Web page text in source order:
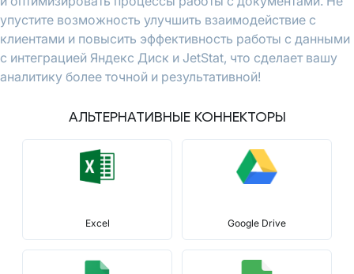
упустите возможность улучшить взаимодействие с
клиентами и повысить эффективность работы с данными
с интеграцией Яндекс Диск и JetStat, что сделает вашу
аналитику более точной и результативной!
АЛЬТЕРНАТИВНЫЕ КОННЕКТОРЫ
Excel Google Drive